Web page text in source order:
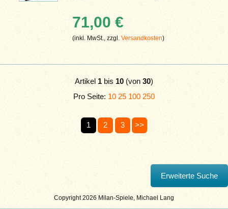
Copyright 2026 Milan-Spiele, Michael Lang
71,00 €
(inkl. MwSt., zzgl.Versandkosten)
Artikel 1 bis 10 (von 30)
Pro Seite: 10 25 100 250
1 2 3 >>